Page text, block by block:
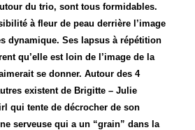
du trio, sont tous formidables.
à fleur de peau derrière l’image
dynamique. Ses lapsus à répétition
qu’elle est loin de l’image de la
se donner. Autour des 4
existent de Brigitte – Julie
qui tente de décrocher de son
serveuse qui a un “grain” dans la